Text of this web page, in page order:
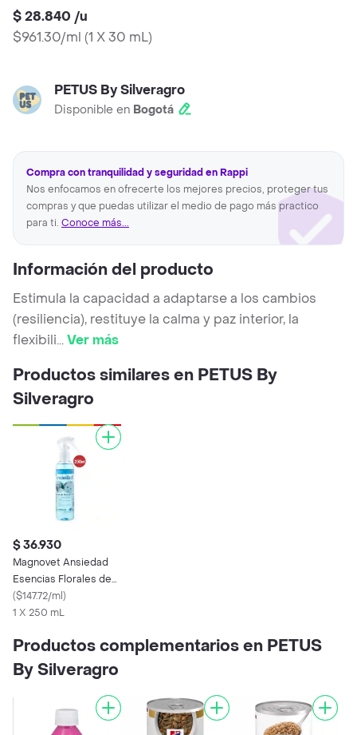
$ 28.840 /u
$961.30/ml (1 X 30 mL)
PETUS By Silveragro
Disponible en Bogotá
Compra con tranquilidad y seguridad en Rappi
Nos enfocamos en ofrecerte los mejores precios, proteger tus
compras y que puedas utilizar el medio de pago más practico
para ti. Conoce más...
Información del producto
Estimula la capacidad a adaptarse a los cambios
(resiliencia), restituye la calma y paz interior, la
flexibili...Ver más
Productos similares en PETUS By
Silveragro
$ 36.930
Magnovet Ansiedad
Esencias Florales de
Bach
($147.72/ml)
1 X 250 mL
Productos complementarios en PETUS
By Silveragro